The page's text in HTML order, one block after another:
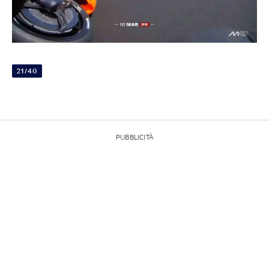
21/40
PUBBLICITÀ